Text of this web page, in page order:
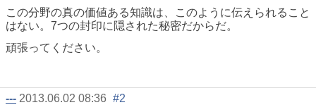
この分野の真の価値ある知識は、このように伝えられること
はない。7つの封印に隠された秘密だからだ。
頑張ってください。
--- 2013.06.02 08:36 #2